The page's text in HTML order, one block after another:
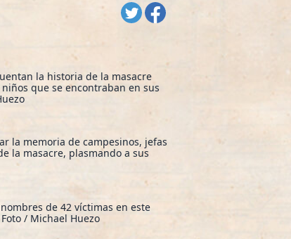
la historia de la masacre
que se encontraban en sus
la memoria de campesinos, jefas
la masacre, plasmando a sus
de 42 víctimas en este
/ Michael Huezo